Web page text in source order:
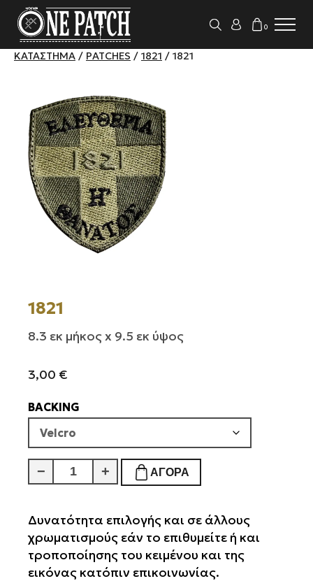
0
ΚΑΤΆΣΤΗΜΑ / PATCHES / 1821 / 1821
1821
8.3 εκ μήκος x 9.5 εκ ύψος
3,00 €
BACKING
−
1821
ποσότητα
+ ΑΓΟΡΆ
Δυνατότητα επιλογής και σε άλλους
χρωματισμούς εάν το επιθυμείτε ή και
τροποποίησης του κειμένου και της
εικόνας κατόπιν επικοινωνίας.